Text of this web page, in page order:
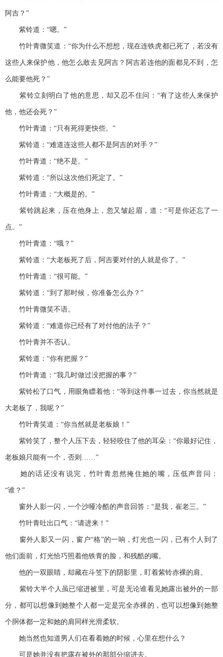
阿吉？”
紫铃道：“嗯。”
竹叶青微笑道：“你为什么不想想，现在连铁虎都已死了，若没有
这些人来保护他，他怎么敢去见阿吉？阿吉若连他的面都见不到，怎
么能要他死？”
紫铃立刻明白了他的意思，却又忍不住问：“有了这些人来保护
他，他还会死？”
竹叶青道：“只有死得更快些。”
紫铃道：“难道连这些人都不是阿吉的对手？”
竹叶青道：“绝不是。”
紫铃道：“所以这次他们死定了。”
竹叶青道：“大概是的。”
紫铃跳起来，压在他身上，忽又皱起眉，道：“可是你还忘了一
点。”
竹叶青道：“哦？”
紫铃道：“大老板死了后，阿吉要对付的人就是你了。”
竹叶青道：“很可能。”
紫铃道：“到了那时候，你准备怎么办？”
竹叶青微笑不语。
紫铃道：“难道你已经有了对付他的法子？”
竹叶青并不否认。
紫铃道：“你有把握？”
竹叶青道：“我几时做过没把握的事？”
紫铃松了口气，用眼角瞟着他：“等到这件事一过去，你当然就是
大老板了，我呢？”
竹叶青笑道：“你当然就是老板娘！”
紫铃笑了，整个人压下去，轻轻咬住了他的耳朵：“你最好记住，
老板娘只能有一个，否则……”
她的话还没有说完，竹叶青忽然掩住她的嘴，压低声音问：
“谁？”
窗外人影一闪，一个沙哑冷酷的声音回答：“是我，崔老三。”
竹叶青吐出口气：“请进来！”
窗外人影又一闪，窗户“格”的一响，灯光也一闪，已有个人到了
他们面前，灯光恰巧照着他铁青的脸，和残酷的嘴。
他的一双眼睛，却藏在斗笠下的阴影里，盯着紫铃赤裸的肩。
紫铃大半个人虽已缩进被里，可是无论谁看见她露出被外的一部
分，都可以想像到她整个人都一定是完全赤裸的，也可以想像到她整
个胴体都一定和她的肩同样光滑柔软。
她当然也知道男人们在看着她的时候，心里在想什么？
可是她并没有把露在被外的那部分缩进去。